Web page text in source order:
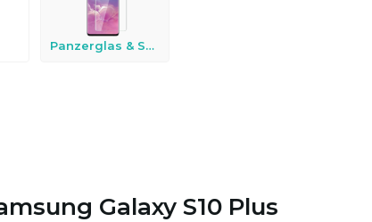
Panzerglas & Schutzfolien
Galaxy S10 Plus